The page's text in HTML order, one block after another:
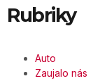
Rubriky
Auto
Zaujalo nás